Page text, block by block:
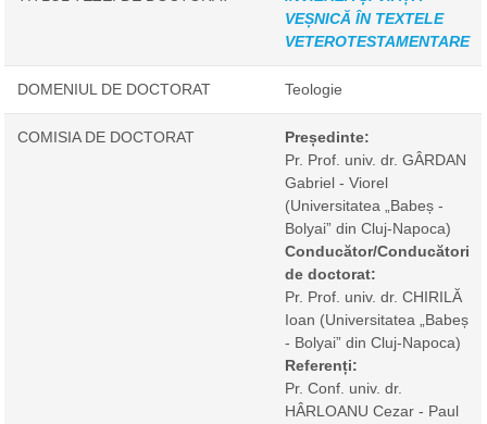
VEȘNICĂ ÎN TEXTELE
VETEROTESTAMENTARE
DOMENIUL DE DOCTORAT Teologie
COMISIA DE DOCTORAT
Președinte:
Pr. Prof. univ. dr. GÂRDAN
Gabriel - Viorel
(Universitatea „Babeș -
Bolyai” din Cluj-Napoca)
Conducător/Conducători
de doctorat:
Pr. Prof. univ. dr. CHIRILĂ
Ioan (Universitatea „Babeș
- Bolyai” din Cluj-Napoca)
Referenți:
Pr. Conf. univ. dr.
HÂRLOANU Cezar - Paul